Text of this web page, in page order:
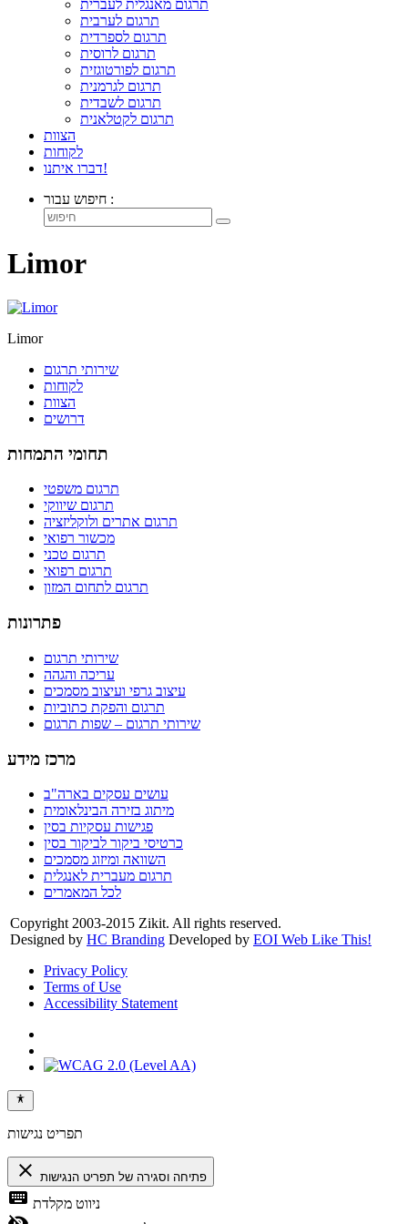
תרגום מאנגלית לעברית
תרגום לערבית
תרגום לספרדית
תרגום לרוסית
תרגום לפורטוגזית
תרגום לגרמנית
תרגום לשבדית
תרגום לקטלאנית
הצוות
לקוחות
דברו איתנו!
חיפוש עבור :
Limor
Limor
שירותי תרגום
לקוחות
הצוות
דרושים
תחומי התמחות
תרגום משפטי
תרגום שיווקי
תרגום אתרים ולוקליזציה
מכשור רפואי
תרגום טכני
תרגום רפואי
תרגום לתחום המזון
פתרונות
שירותי תרגום
עריכה והגהה
עיצוב גרפי ועיצוב מסמכים
תרגום והפקת כתוביות
שירותי תרגום – שפות תרגום
מרכז מידע
עושים עסקים בארה"ב
מיתוג בזירה הבינלאומית
פגישות עסקיות בסין
כרטיסי ביקור לביקור בסין
השוואה ומיזוג מסמכים
תרגום מעברית לאנגלית
לכל המאמרים
Copyright 2003-2015 Zikit. All rights reserved.
Designed by HC Branding Developed by EOI Web Like This!
Privacy Policy
Terms of Use
Accessibility Statement
תפריט נגישות
close פתיחה וסגירה של תפריט הנגישות
keyboard ניווט מקלדת